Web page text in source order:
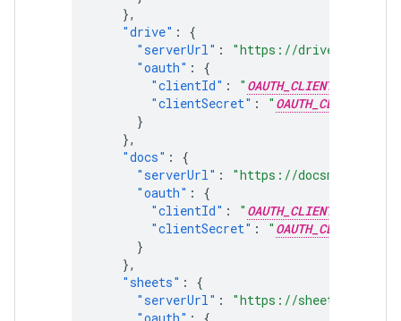
},
"drive" :
{
"serverUrl" :
"https://
"oauth" :
{
"clientId" : " OAUTH_CLIENT_ID
"clientSecret" : "
}
},
"docs" :
{
"serverUrl" :
"https://
"oauth" :
{
"clientId" : " OAUTH_CLIENT_ID
"clientSecret" : "
}
},
"sheets" :
{
"serverUrl" :
"https://